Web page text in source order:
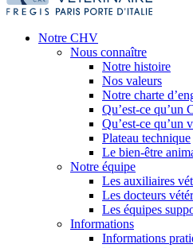
Notre CHV
Nous connaître
Notre histoire
Nos valeurs
Notre charte
Qu’est-ce qu’un
Qu’est-ce qu’un
Plateau technique
Le bien-être
Notre équipe
Les auxiliaires
Les docteurs
Les équipes
Informations
Informations